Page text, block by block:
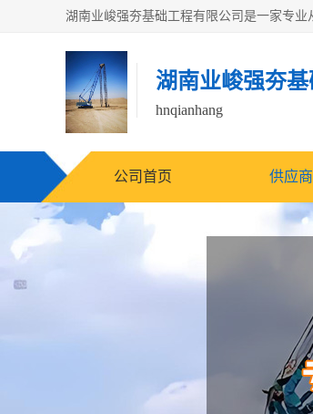
湖南业峻强夯
hnqianhang
公司首页 供应